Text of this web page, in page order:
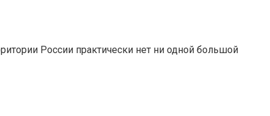
России практически нет ни одной большой